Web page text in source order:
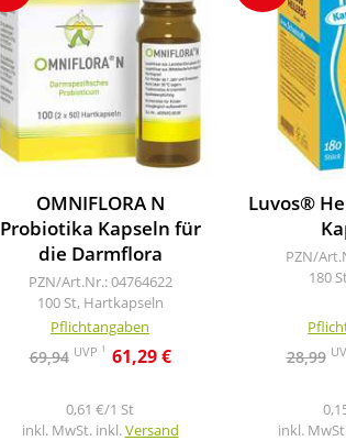
OMNIFLORA N
Probiotika Kapseln für
die Darmflora
PZN/Art.Nr.: 04764622
100 St, Hartkapseln
Pflichtangaben
69,94 UVP 1 61,29 €
0,61 €/1 St
inkl. MwSt. inkl.Versand
Luvos®
PZN/
180
28,99
inkl.